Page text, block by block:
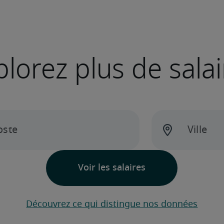
plus de
Découvrez ce qui distingue nos données